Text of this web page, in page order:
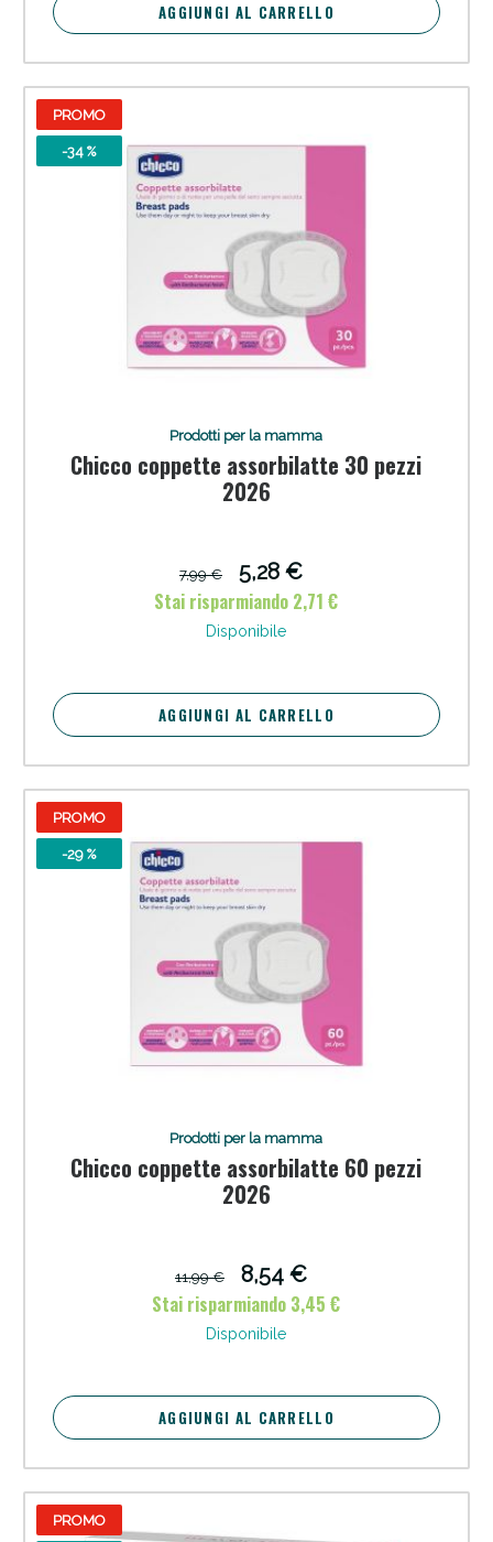
AGGIUNGI AL CARRELLO
PROMO
-34 %
Prodotti per la mamma
Chicco coppette assorbilatte 30 pezzi
2026
7,99 €
5,28 €
Stai risparmiando 2,71 €
Disponibile
AGGIUNGI AL CARRELLO
PROMO
-29 %
Prodotti per la mamma
Chicco coppette assorbilatte 60 pezzi
2026
11,99 €
8,54 €
Stai risparmiando 3,45 €
Disponibile
AGGIUNGI AL CARRELLO
PROMO